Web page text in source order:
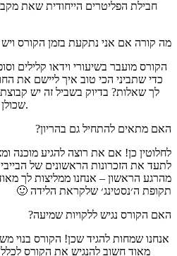
חבילת הפליטרים הייחודית שאת
מה קורה אם אני נתקעת בזמן הקורס
הקורס מועבר בשיעורי וידאו קלילים
כדי שתביני הכי טוב איך ליישם את
לך שאלות? בדיוק בשביל זה יש
שכולן יוכלו לעזור ולתמוך אחת בשנייה.
האם מתאים להתחיל גם בהריון?
לחלוטין כן! אם את רוצה להגיע מוכנה
לתעד את הזכרונות הראשונים של
מהרגע הראשון – אנחנו ממליצות לך
תקופת ה׳נסטינג׳ שלקראת הלידה 🙂
האם הקורס נגיש ללקויות שמיעה?
אנחנו שמחות להגיד שכן! הקורס בנוי
מאוד חשוב להנגיש את הקורס לכלל